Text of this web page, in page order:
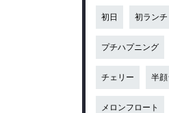
初日 初ランチ
プチハプニング
チェリー 半
メロンフロート